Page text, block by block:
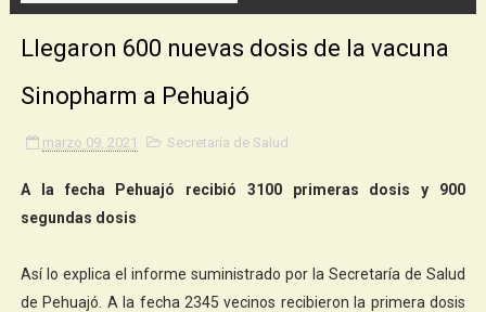
Llegaron 600 nuevas dosis de la vacuna
Sinopharm a Pehuajó
marzo 09, 2021 Secretaría de Salud
A la fecha Pehuajó recibió 3100 primeras dosis y 900
segundas dosis
Así lo explica el informe suministrado por la Secretaría de Salud
de Pehuajó. A la fecha 2345 vecinos recibieron la primera dosis